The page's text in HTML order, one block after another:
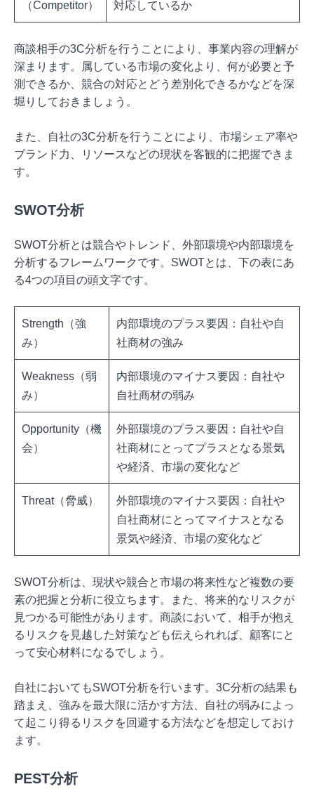
（Competitor）
対応しているか
商談相手の3C分析を行うことにより、事業内容の理解が
深まります。属している市場の変化より、何が必要と予
測できるか、競合の対応とどう差別化できるかなどを深
堀りしておきましょう。
また、自社の3C分析を行うことにより、市場シェア率や
ブランド力、リソースなどの現状を客観的に把握できま
す。
SWOT分析
SWOT分析とは競合やトレンド、外部環境や内部環境を
分析するフレームワークです。SWOTとは、下の表にあ
る4つの項目の頭文字です。
Strength（強
み）
内部環境のプラス要因：自社や自
社商材の強み
Weakness（弱
み）
内部環境のマイナス要因：自社や
自社商材の弱み
Opportunity（機
会）
外部環境のプラス要因：自社や自
社商材にとってプラスとなる景気
や経済、市場の変化など
Threat（脅威）
外部環境のマイナス要因：自社や
自社商材にとってマイナスとなる
景気や経済、市場の変化など
SWOT分析は、現状や競合と市場の将来性など複数の要
素の把握と分析に役立ちます。また、将来的なリスクが
見つかる可能性があります。商談において、相手が抱え
るリスクを見越した対策なども伝えられれば、顧客にと
って安心材料になるでしょう。
自社においてもSWOT分析を行います。3C分析の結果も
踏まえ、強みを最大限に活かす方法、自社の弱みによっ
て起こり得るリスクを回避する方法などを想定しておけ
ます。
PEST分析